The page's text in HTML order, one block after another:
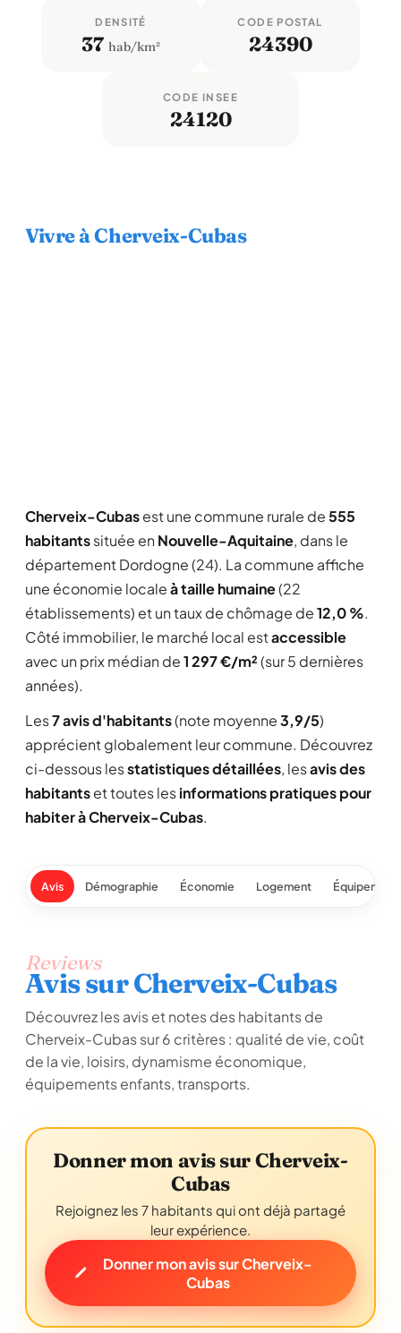
DENSITÉ
37 hab/km²
CODE POSTAL
24390
CODE INSEE
24120
Vivre à Cherveix-Cubas
Cherveix-Cubasest une commune rurale de555
habitantssituée en Nouvelle-Aquitaine, dans le
département Dordogne (24). La commune affiche
une économie localeà taille humaine(22
établissements) et un taux de chômage de12,0 %.
Côté immobilier, le marché local estaccessible
avec un prix médian de1 297 €/m²(sur 5 dernières
années).
Les7 avis d'habitants(note moyenne3,9/5)
apprécient globalement leur commune. Découvrez
ci-dessous lesstatistiques détaillées, lesavis des
habitantset toutes lesinformations pratiques pour
habiter à Cherveix-Cubas.
Avis Démographie Économie Logement
Reviews
Avis sur Cherveix-Cubas
Découvrez les avis et notes des habitants de
Cherveix-Cubas sur 6 critères : qualité de vie, coût
de la vie, loisirs, dynamisme économique,
équipements enfants, transports.
Donner mon avis sur Cherveix-
Cubas
Rejoignez les 7 habitants qui ont déjà partagé
leur expérience.
Donner mon avis sur Cherveix-
Cubas